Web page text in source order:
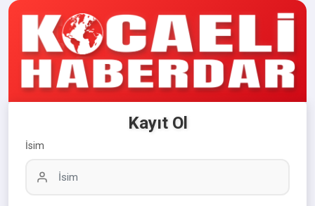
Kayıt Ol
İsim